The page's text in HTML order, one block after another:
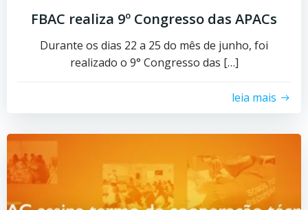
FBAC realiza 9º Congresso das APACs
Durante os dias 22 a 25 do mês de junho, foi
realizado o 9° Congresso das […]
leia mais